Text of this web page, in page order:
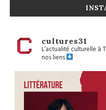
cultures31
L’actualité culturelle à
nos liens